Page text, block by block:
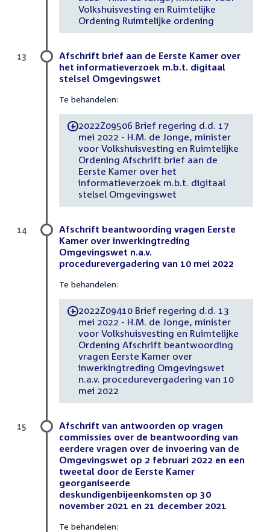
Volkshuisvesting en Ruimtelijke
Ordening Ruimtelijke ordening
Afschrift brief aan de Eerste Kamer over
het informatieverzoek m.b.t. digitaal
stelsel Omgevingswet
Te behandelen:
-2022Z09506 Brief regering d.d. 17
mei 2022 - H.M. de Jonge, minister
voor Volkshuisvesting en Ruimtelijke
Ordening Afschrift brief aan de
Eerste Kamer over het
informatieverzoek m.b.t. digitaal
stelsel Omgevingswet
13
Afschrift beantwoording vragen Eerste
Kamer over inwerkingtreding
Omgevingswet n.a.v.
procedurevergadering van 10 mei 2022
Te behandelen:
-2022Z09410 Brief regering d.d. 13
mei 2022 - H.M. de Jonge, minister
voor Volkshuisvesting en Ruimtelijke
Ordening Afschrift beantwoording
vragen Eerste Kamer over
inwerkingtreding Omgevingswet
n.a.v. procedurevergadering van 10
mei 2022
14
Afschrift van antwoorden op vragen
commissies over de beantwoording van
eerdere vragen over de invoering van de
Omgevingswet op 2 februari 2022 en een
tweetal door de Eerste Kamer
georganiseerde
deskundigenbijeenkomsten op 30
november 2021 en 21 december 2021
Te behandelen:
15